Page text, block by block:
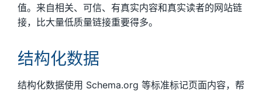
值。来自相关、可信、有真实内容和真实读者的网站链
接，比大量低质量链接重要得多。
结构化数据
结构化数据使用 Schema.org 等标准标记页面内容，帮